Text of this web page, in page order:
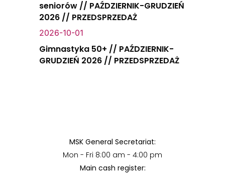
seniorów // PAŹDZIERNIK-GRUDZIEŃ
2026 // PRZEDSPRZEDAŻ
2026-10-01
Gimnastyka 50+ // PAŹDZIERNIK-
GRUDZIEŃ 2026 // PRZEDSPRZEDAŻ
MSK General Secretariat:
Mon - Fri 8:00 am - 4:00 pm
Main cash register: